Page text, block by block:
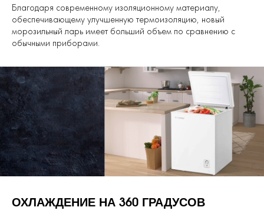
Благодаря современному изоляционному материалу,
обеспечивающему улучшенную термоизоляцию, новый
морозильный ларь имеет больший объем по сравнению с
обычными приборами.
ОХЛАЖДЕНИЕ НА 360 ГРАДУСОВ